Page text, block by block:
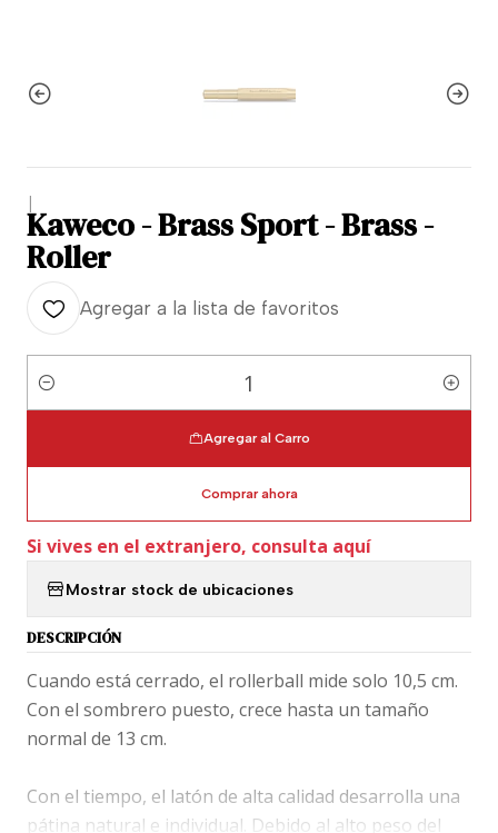
|
Kaweco - Brass Sport - Brass -
Roller
Agregar a la lista de favoritos
Cantidad
Agregar al Carro
Comprar ahora
Si vives en el extranjero, consulta aquí
Mostrar stock de ubicaciones
DESCRIPCIÓN
Cuando está cerrado, el rollerball mide solo 10,5 cm.
Con el sombrero puesto, crece hasta un tamaño
normal de 13 cm.
Con el tiempo, el latón de alta calidad desarrolla una
pátina natural e individual. Debido al alto peso del